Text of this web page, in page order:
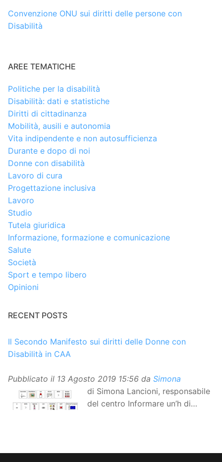
Convenzione ONU sui diritti delle persone con
Disabilità
AREE TEMATICHE
Politiche per la disabilità
Disabilità: dati e statistiche
Diritti di cittadinanza
Mobilità, ausili e autonomia
Vita indipendente e non autosufficienza
Durante e dopo di noi
Donne con disabilità
Lavoro di cura
Progettazione inclusiva
Lavoro
Studio
Tutela giuridica
Informazione, formazione e comunicazione
Salute
Società
Sport e tempo libero
Opinioni
RECENT POSTS
Il Secondo Manifesto sui diritti delle Donne con
Disabilità in CAA
Pubblicato il 13 Agosto 2019 15:56 da Simona
di Simona Lancioni, responsabile
del centro Informare un’h di
aumentativa alternativa (CAA) del “Secondo Manifesto